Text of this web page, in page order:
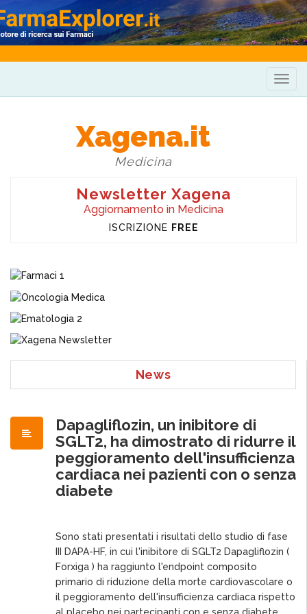
Xagena.it
Medicina
Newsletter Xagena
Aggiornamento in Medicina
ISCRIZIONE FREE
News
Dapagliflozin, un inibitore di
SGLT2, ha dimostrato di ridurre il
peggioramento dell'insufficienza
cardiaca nei pazienti con o senza
diabete
Sono stati presentati i risultati dello studio di fase
III DAPA-HF, in cui l'inibitore di SGLT2 Dapagliflozin (
Forxiga ) ha raggiunto l'endpoint composito
primario di riduzione della morte cardiovascolare o
il peggioramento dell'insufficienza cardiaca rispetto